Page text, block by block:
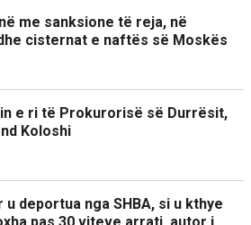
me sanksione të reja, në
cisternat e naftës së Moskës
e ri të Prokurorisë së Durrësit,
Koloshi
deportua nga SHBA, si u kthye